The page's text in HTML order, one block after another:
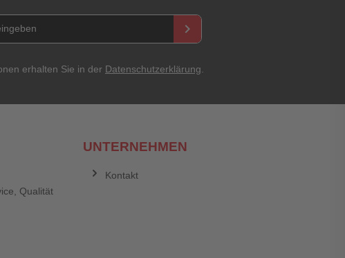
keyboard_arrow_right
erhalten Sie in der Datenschutzerklärung
Qualität
UNTERNEHMEN
Kontakt